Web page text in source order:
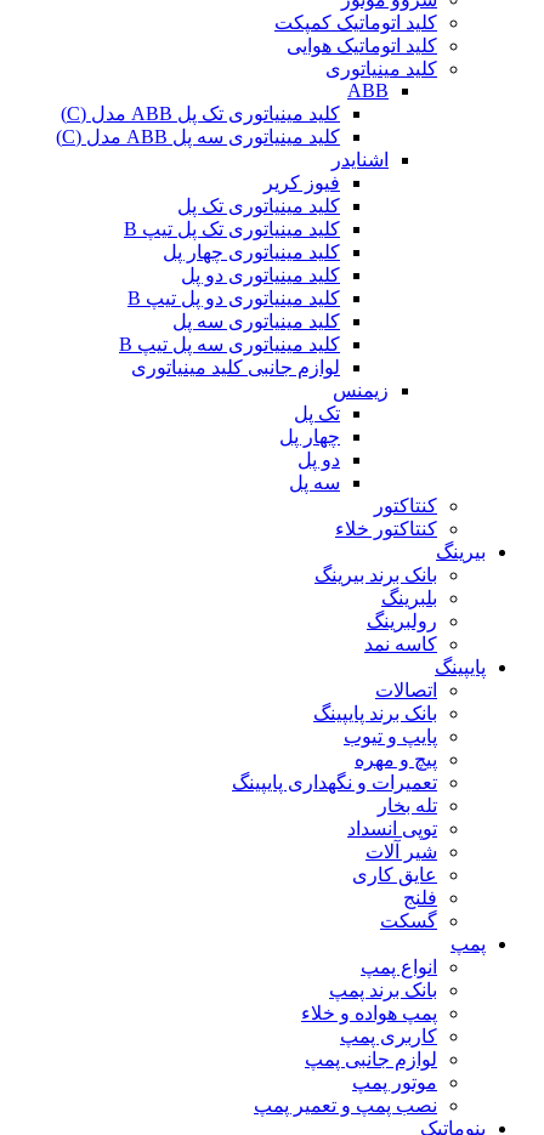
کلید اتوماتیک کمپکت
کلید اتوماتیک هوایی
کلید مینیاتوری
ABB
کلید مینیاتوری تک پل ABB مدل (C)
کلید مینیاتوری سه پل ABB مدل (C)
اشنایدر
فیوز کریر
کلید مینیاتوری تک پل
کلید مینیاتوری تک پل تیپ B
کلید مینیاتوری چهار پل
کلید مینیاتوری دو پل
کلید مینیاتوری دو پل تیپ B
کلید مینیاتوری سه پل
کلید مینیاتوری سه پل تیپ B
لوازم جانبی کلید مینیاتوری
زیمنس
تک پل
چهار پل
دو پل
سه پل
کنتاکتور
کنتاکتور خلاء
بیرینگ
بانک برند بیرینگ
بلبرینگ
رولبرینگ
کاسه نمد
پایپینگ
اتصالات
بانک برند پایپینگ
پایپ و تیوب
پیچ و مهره
تعمیرات و نگهداری پایپینگ
تله بخار
توپی انسداد
شیر آلات
عایق کاری
فلنج
گسکت
پمپ
انواع پمپ
بانک برند پمپ
پمپ هواده و خلاء
کاربری پمپ
لوازم جانبی پمپ
موتور پمپ
نصب پمپ و تعمیر پمپ
پنوماتیک